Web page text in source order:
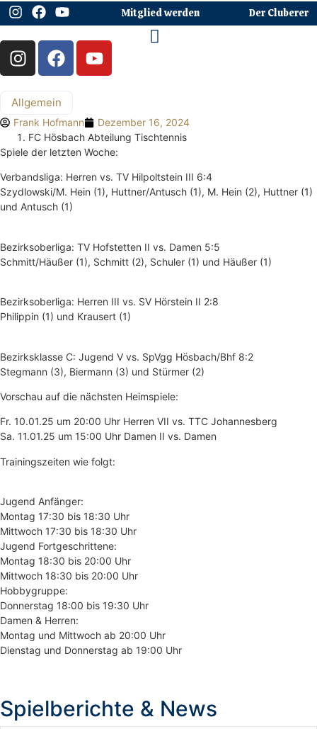
Der Cluberer
Mitglied werden
Allgemein
Frank Hofmann
Dezember 16, 2024
FC Hösbach Abteilung Tischtennis
Spiele der letzten Woche:
Verbandsliga: Herren vs. TV Hilpoltstein III 6:4
Szydlowski/M. Hein (1), Huttner/Antusch (1), M. Hein (2), Huttner (1)
und Antusch (1)
Bezirksoberliga: TV Hofstetten II vs. Damen 5:5
Schmitt/Häußer (1), Schmitt (2), Schuler (1) und Häußer (1)
Bezirksoberliga: Herren III vs. SV Hörstein II 2:8
Philippin (1) und Krausert (1)
Bezirksklasse C: Jugend V vs. SpVgg Hösbach/Bhf 8:2
Stegmann (3), Biermann (3) und Stürmer (2)
Vorschau auf die nächsten Heimspiele:
Fr. 10.01.25 um 20:00 Uhr Herren VII vs. TTC Johannesberg
Sa. 11.01.25 um 15:00 Uhr Damen II vs. Damen
Trainingszeiten wie folgt:
Jugend Anfänger:
Montag 17:30 bis 18:30 Uhr
Mittwoch 17:30 bis 18:30 Uhr
Jugend Fortgeschrittene:
Montag 18:30 bis 20:00 Uhr
Mittwoch 18:30 bis 20:00 Uhr
Hobbygruppe:
Donnerstag 18:00 bis 19:30 Uhr
Damen & Herren:
Montag und Mittwoch ab 20:00 Uhr
Dienstag und Donnerstag ab 19:00 Uhr
Spielberichte & News